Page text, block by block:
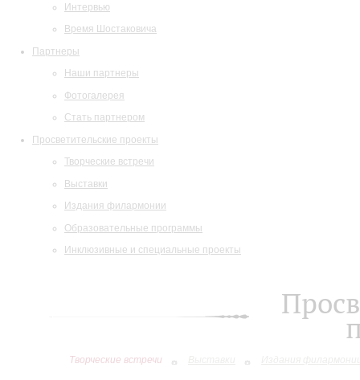
Интервью
Время Шостаковича
Партнеры
Наши партнеры
Фотогалерея
Стать партнером
Просветительские проекты
Творческие встречи
Выставки
Издания филармонии
Образовательные программы
Инклюзивные и специальные проекты
Творческие встречи